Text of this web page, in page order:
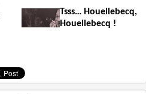
Tsss… Houellebecq,
Houellebecq !